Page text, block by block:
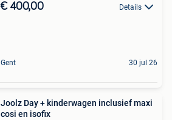
€ 400,00 Details
Gent 30 jul 26
Joolz Day + kinderwagen inclusief maxi
cosi en isofix